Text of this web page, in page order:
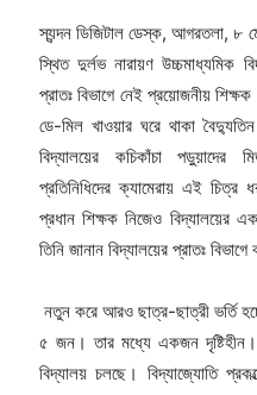
স্যন্দন ডিজিটাল ডেস্ক, আগরতলা, ৮
স্থিত দুর্লভ নারায়ণ উচ্চমাধ্যমিক
প্রাতঃ বিভাগে নেই প্রয়োজনীয়
ডে-মিল খাওয়ার ঘরে থাকা
বিদ্যালয়ের কচিকাঁচা পড়ুয়াদের
প্রতিনিধিদের ক্যামেরায় এই চিত্র
প্রধান শিক্ষক নিজেও বিদ্যালয়ের
তিনি জানান বিদ্যালয়ের প্রাতঃ
নতুন করে আরও ছাত্র-ছাত্রী ভর্তি
৫ জন। তার মধ্যে একজন দৃষ্টিহীন।
বিদ্যালয় চলছে। বিদ্যাজ্যোতি